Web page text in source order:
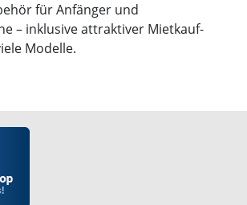
für Anfänger und
– inklusive attraktiver Mietkauf-
Modelle.